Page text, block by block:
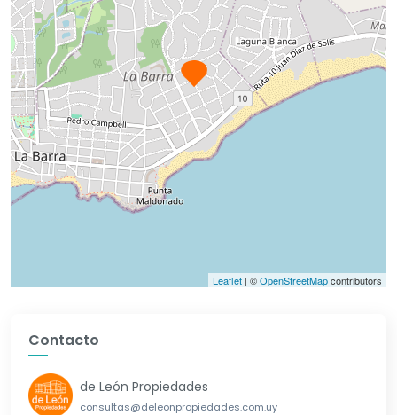
Leaflet | ©OpenStreetMapcontributors
Contacto
de León Propiedades
consultas@deleonpropiedades.com.uy